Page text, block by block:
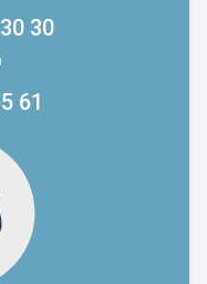
30
61